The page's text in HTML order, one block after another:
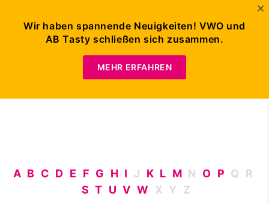
ANFORDERN
A B C D E F G H I J K L M N O P Q
R
S T U V W X Y Z
Wir haben spannende Neuigkeiten! VWO und
AB Tasty schließen sich zusammen.
MEHR ERFAHREN